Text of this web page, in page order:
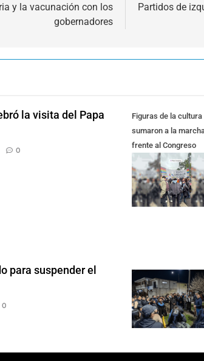
y la vacunación con los
gobernadores
Partidos de
la visita del Papa
0
Figuras de la cultura
sumaron a la
frente al Congreso
contra la Ley de
Propiedad Privada
para suspender el
0